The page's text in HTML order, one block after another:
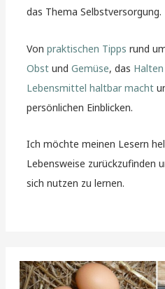
das Thema Selbstversorgung.
Vonpraktischen Tipps rund
Obst undGemüse, das
Lebensmittel haltbar macht
persönlichen Einblicken.
Ich möchte meinen Lesern
Lebensweise zurückzufinden
sich nutzen zu lernen.